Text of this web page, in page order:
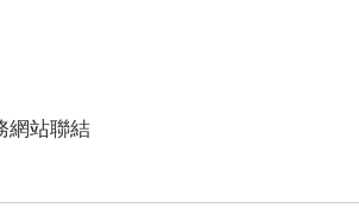
網站聯結